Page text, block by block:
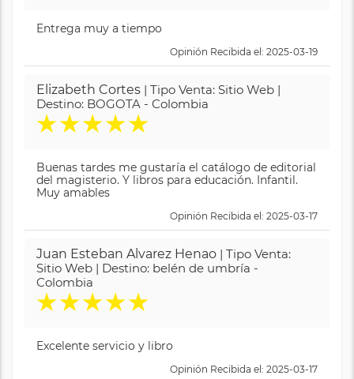
Entrega muy a tiempo
Opinión Recibida el: 2025-03-19
Elizabeth Cortes | Tipo Venta: Sitio Web |
Destino: BOGOTA - Colombia
★★★★★
Buenas tardes me gustaría el catálogo de editorial
del magisterio. Y libros para educación. Infantil.
Muy amables
Opinión Recibida el: 2025-03-17
Juan Esteban Alvarez Henao | Tipo Venta:
Sitio Web | Destino: belén de umbría -
Colombia
★★★★★
Excelente servicio y libro
Opinión Recibida el: 2025-03-17